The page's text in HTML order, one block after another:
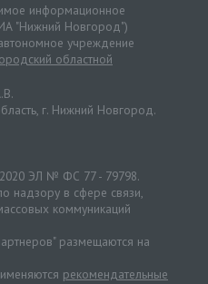
информационное
"Нижний Новгород")
учреждение
областной
г. Нижний Новгород.
ЭЛ № ФС 77 - 79798.
надзору в сфере связи,
коммуникаций
размещаются на
рекомендательные